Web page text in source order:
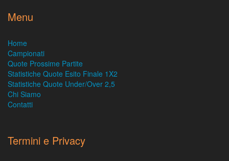
Menu
Home
Campionati
Quote Prossime Partite
Statistiche Quote Esito Finale 1X2
Statistiche Quote Under/Over 2,5
Chi Siamo
Contatti
Termini e Privacy